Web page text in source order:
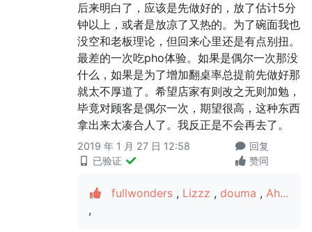
后来明白了，应该是先做好的，放了估计5分
钟以上，或者是放凉了又热的。为了碗面我也
没空和老板理论，但回来心里还是有点别扭。
最差的一次吃pho体验。如果是偶尔一次那没
什么，如果是为了增加翻桌率总提前先做好那
就太不厚道了。希望店家有则改之无则加勉，
毕竟对顾客是偶尔一次，期望很高，这种东西
拿出来太凑合人了。我反正是不会再去了。
2019 年 1 月 27 日 12:58
已验证
回复
赞同
fullwonders , Lizzz , douma , Ah...
,